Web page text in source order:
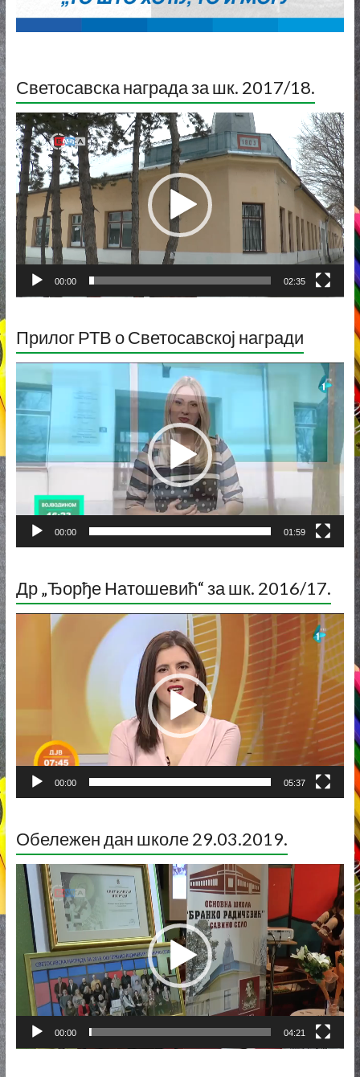
Светосавска награда за шк. 2017/18.
Прегледач
видео
записа
00:00 02:35
Прилог РТВ о Светосавској награди
Прегледач
видео
записа
00:00 01:59
Др „Ђорђе Натошевић“ за шк. 2016/17.
Прегледач
видео
00:00 05:37
Обележен дан школе 29.03.2019.
Прегледач
видео
записа
00:00 04:21